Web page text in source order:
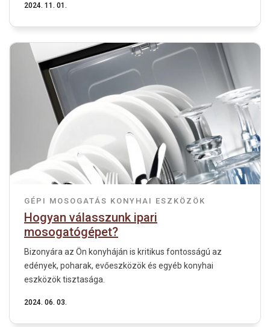
2024. 11. 01.
GÉPI MOSOGATÁS KONYHAI ESZKÖZÖK
Hogyan válasszunk ipari
mosogatógépet?
Bizonyára az Ön konyháján is kritikus fontosságú az
edények, poharak, evőeszközök és egyéb konyhai
eszközök tisztasága.
2024. 06. 03.